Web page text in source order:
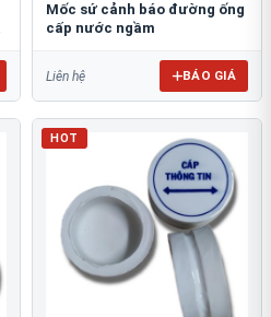
Mốc sứ cảnh báo đường ống
cấp nước ngầm
Liên hệ BÁO GIÁ
HOT